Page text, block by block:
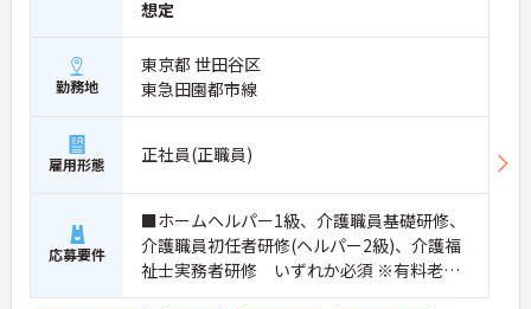
想定
勤務地
東京都 世田谷区
東急田園都市線
雇用形態 正社員(正職員)
応募要件
■ホームヘルパー1級、介護職員基礎研修、
介護職員初任者研修(ヘルパー2級)、介護福
祉士実務者研修 いずれか必須 ※有料老人
ホーム経験者歓迎